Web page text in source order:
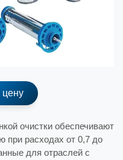
цену
очистки обеспечивают
при расходах от 0,7 до
для отраслей с